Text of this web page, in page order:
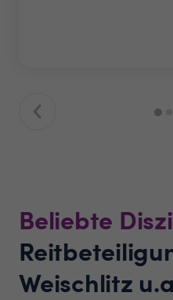
Beliebte
Weischlitz